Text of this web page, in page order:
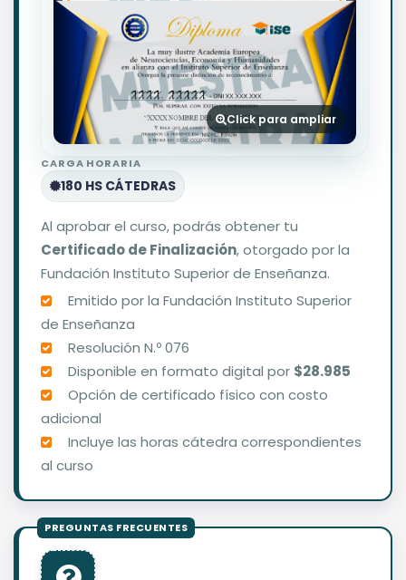
Click para ampliar
CARGA HORARIA
180 HS CÁTEDRAS
Al aprobar el curso, podrás obtener tu
Certificado de Finalización, otorgado por la
Fundación Instituto Superior de Enseñanza.
Emitido por la Fundación Instituto Superior
de Enseñanza
Resolución N.º 076
Disponible en formato digital por $28.985
Opción de certificado físico con costo
adicional
Incluye las horas cátedra correspondientes
al curso